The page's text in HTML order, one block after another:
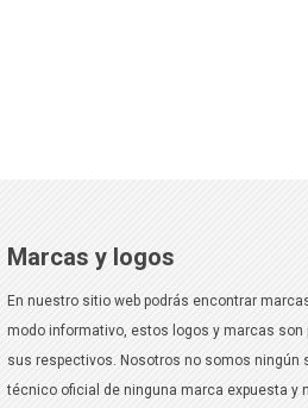
Marcas y logos
En nuestro sitio web podrás encontrar
modo informativo, estos logos y marcas son
sus respectivos. Nosotros no somos ningún
técnico oficial de ninguna marca expuesta y